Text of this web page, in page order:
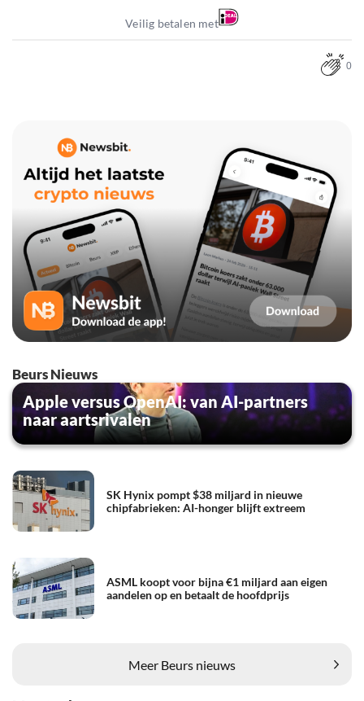
Veilig betalen met
0
Beurs Nieuws
Apple versus OpenAI: van AI-partners
naar aartsrivalen
SK Hynix pompt $38 miljard in nieuwe
chipfabrieken: AI-honger blijft extreem
ASML koopt voor bijna €1 miljard aan eigen
aandelen op en betaalt de hoofdprijs
Meer Beurs nieuws